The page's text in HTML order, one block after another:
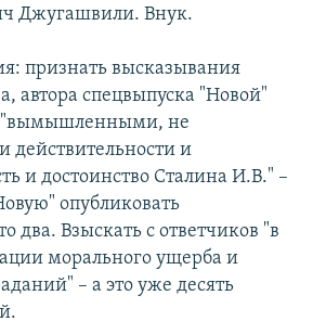
Джугашвили. Внук.
признать высказывания
автора спецвыпуска "Новой"
"вымышленными, не
действительности и
и достоинство Сталина И.В." –
опубликовать
два. Взыскать с ответчиков "в
морального ущерба и
– а это уже десять